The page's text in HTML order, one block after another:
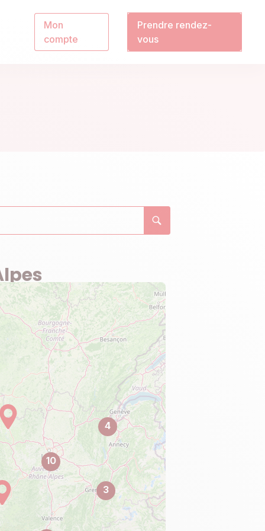
Mon
compte
Prendre rendez-
vous
3
4
10